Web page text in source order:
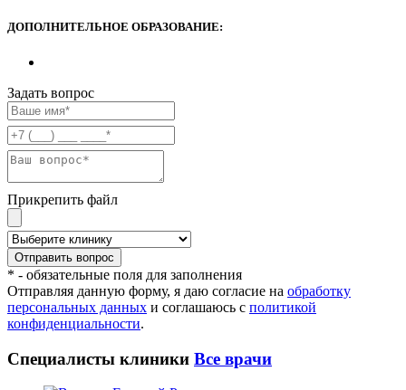
ДОПОЛНИТЕЛЬНОЕ ОБРАЗОВАНИЕ:
Задать вопрос
Прикрепить файл
* - обязательные поля для заполнения
Отправляя данную форму, я даю согласие на обработку
персональных данных и соглашаюсь с политикой
конфиденциальности.
Специалисты клиники Все врачи